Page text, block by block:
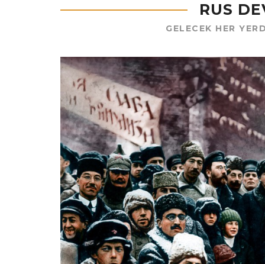
RUS
GELECEK HER